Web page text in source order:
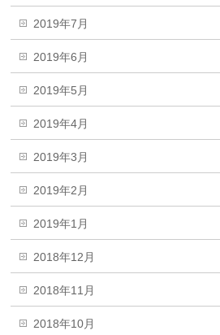
2019年7月
2019年6月
2019年5月
2019年4月
2019年3月
2019年2月
2019年1月
2018年12月
2018年11月
2018年10月